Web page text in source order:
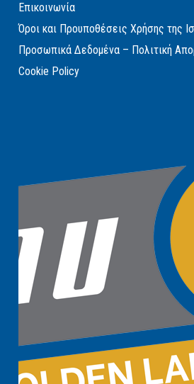
Επικοινωνία
Όροι και Προυποθέσεις Χρήσης της
Προσωπικά Δεδομένα – Πολιτική
Cookie Policy